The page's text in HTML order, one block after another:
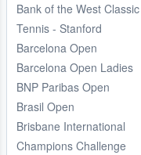
Bank of the West Classic
Tennis - Stanford
Barcelona Open
Barcelona Open Ladies
BNP Paribas Open
Brasil Open
Brisbane International
Champions Challenge